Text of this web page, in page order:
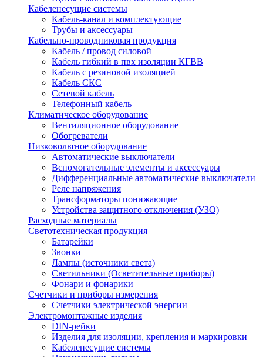
Кабеленесущие системы
Кабель-канал и комплектующие
Трубы и аксессуары
Кабельно-проводниковая продукция
Кабель / провод силовой
Кабель гибкий в пвх изоляции КГВВ
Кабель с резиновой изоляцией
Кабель СКС
Сетевой кабель
Телефонный кабель
Климатическое оборудование
Вентиляционное оборудование
Обогреватели
Низковольтное оборудование
Автоматические выключатели
Вспомогательные элементы и аксессуары
Дифференциальные автоматические выключатели
Реле напряжения
Трансформаторы понижающие
Устройства защитного отключения (УЗО)
Расходные материалы
Светотехническая продукция
Батарейки
Звонки
Лампы (источники света)
Светильники (Осветительные приборы)
Фонари и фонарики
Счетчики и приборы измерения
Счетчики электрической энергии
Электромонтажные изделия
DIN-рейки
Изделия для изоляции, крепления и маркировки
Кабеленесущие системы